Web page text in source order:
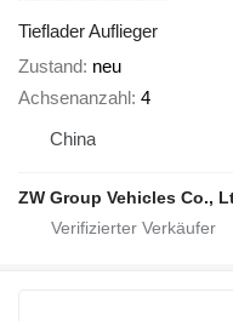
Tieflader Auflieger
Zustand neu
Achsenanzahl 4
China
ZW Group Vehicles Co.,